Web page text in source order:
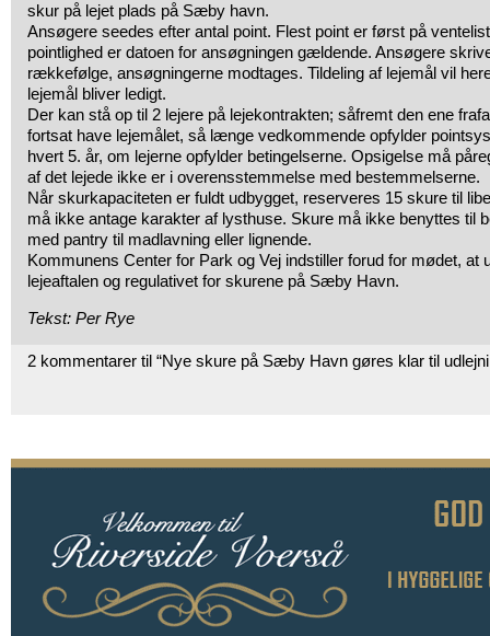
skur på lejet plads på Sæby havn.
Ansøgere seedes efter antal point. Flest point er først på
pointlighed er datoen for ansøgningen gældende. Ansøgere
rækkefølge, ansøgningerne modtages. Tildeling af lejemål vil
lejemål bliver ledigt.
Der kan stå op til 2 lejere på lejekontrakten; såfremt den ene
fortsat have lejemålet, så længe vedkommende opfylder
hvert 5. år, om lejerne opfylder betingelserne. Opsigelse må
af det lejede ikke er i overensstemmelse med bestemmelserne.
Når skurkapaciteten er fuldt udbygget, reserveres 15 skure til
må ikke antage karakter af lysthuse. Skure må ikke benyttes til
med pantry til madlavning eller lignende.
Kommunens Center for Park og Vej indstiller forud for mødet, at
lejeaftalen og regulativet for skurene på Sæby Havn.
Tekst: Per Rye
2 kommentarer til “Nye skure på Sæby Havn gøres klar til